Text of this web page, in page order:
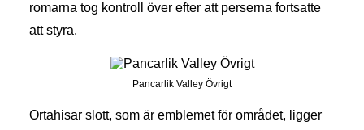
romarna tog kontroll över efter att perserna fortsatte
att styra.
Pancarlik Valley Övrigt
Ortahisar slott, som är emblemet för området, ligger